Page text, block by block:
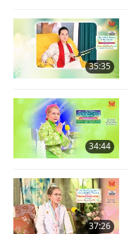
35:35
34:44
37:26